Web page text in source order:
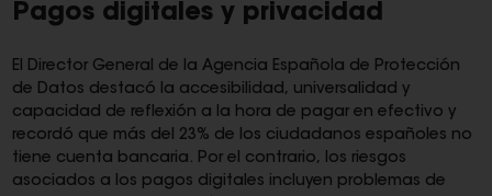
Pagos digitales y privacidad
El Director General de la Agencia Española de Protección
de Datos destacó la accesibilidad, universalidad y
capacidad de reflexión a la hora de pagar en efectivo y
recordó que más del 23% de los ciudadanos españoles no
tiene cuenta bancaria. Por el contrario, los riesgos
asociados a los pagos digitales incluyen problemas de